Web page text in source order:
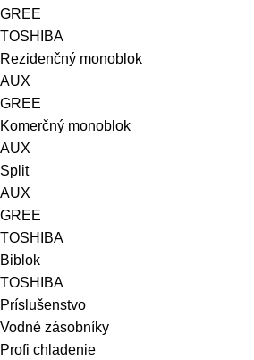
GREE
TOSHIBA
Rezidenčný monoblok
AUX
GREE
Komerčný monoblok
AUX
Split
AUX
GREE
TOSHIBA
Biblok
TOSHIBA
Príslušenstvo
Vodné zásobníky
Profi chladenie